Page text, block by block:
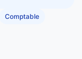
Comptable